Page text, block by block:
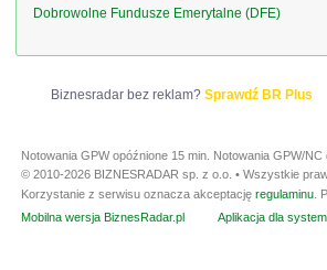
Dobrowolne Fundusze Emerytalne (DFE)
Biznesradar bez reklam? Sprawdź BR Plus
Notowania GPW opóźnione 15 min. Notowania GPW/
© 2010-2026 BIZNESRADAR sp. z o.o. • Wszystkie
Korzystanie z serwisu oznacza akceptację regulaminu .
Mobilna wersja BiznesRadar.pl
Aplikacja dla